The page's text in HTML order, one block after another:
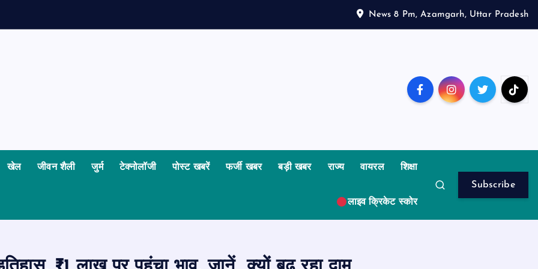
News 8 Pm, Azamgarh, Uttar Pradesh
खेल जीवन शैली जुर्म टेक्नोलॉजी पोस्ट खबरें फर्जी खबर बड़ी खबर राज्य वायरल शिक्षा
लाइव क्रिकेट स्कोर
Subscribe